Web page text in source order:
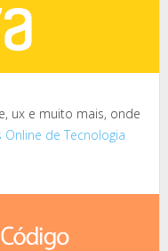
ux e muito mais, onde
Online de Tecnologia